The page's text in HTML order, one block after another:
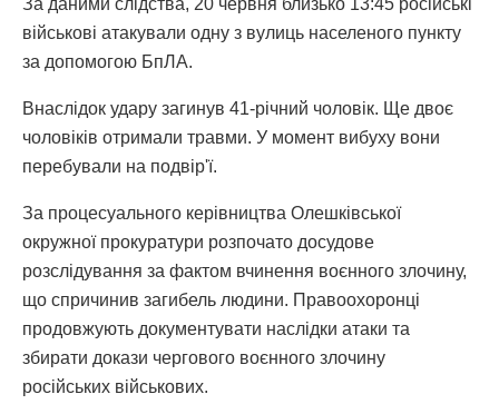
За даними слідства, 20 червня близько 13:45 російські
військові атакували одну з вулиць населеного пункту
за допомогою БпЛА.
Внаслідок удару загинув 41-річний чоловік. Ще двоє
чоловіків отримали травми. У момент вибуху вони
перебували на подвір'ї.
За процесуального керівництва Олешківської
окружної прокуратури розпочато досудове
розслідування за фактом вчинення воєнного злочину,
що спричинив загибель людини. Правоохоронці
продовжують документувати наслідки атаки та
збирати докази чергового воєнного злочину
російських військових.